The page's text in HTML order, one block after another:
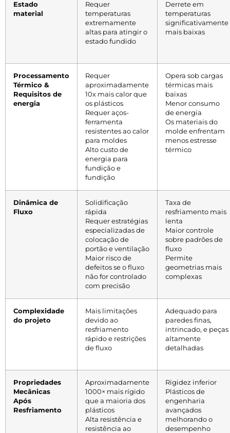
Estado
material
Requer
temperaturas
extremamente
altas para atingir o
estado fundido
Derrete em
temperaturas
significativamente
mais baixas
Processamento
Térmico &
Requisitos de
energia
Requer
aproximadamente
10x mais calor que
os plásticos
Requer aços-
ferramenta
resistentes ao calor
para moldes
Alto custo de
energia para
fundição e
fundição
Opera sob cargas
térmicas mais
baixas
Menor consumo
de energia
Os materiais do
molde enfrentam
menos estresse
térmico
Dinâmica de
Fluxo
Solidificação
rápida
Requer estratégias
especializadas de
colocação de
portão e ventilação
Maior risco de
defeitos se o fluxo
não for controlado
com precisão
Taxa de
resfriamento mais
lenta
Maior controle
sobre padrões de
fluxo
Permite
geometrias mais
complexas
Complexidade
do projeto
Mais limitações
devido ao
resfriamento
rápido e restrições
de fluxo
Adequado para
paredes finas,
intrincado, e peças
altamente
detalhadas
Propriedades
Mecânicas
Após
Resfriamento
Aproximadamente
1000× mais rígido
que a maioria dos
plásticos
Alta resistência e
resistência ao
Rigidez inferior
Plásticos de
engenharia
avançados
melhorando o
desempenho